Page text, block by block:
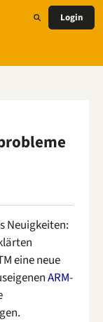
Login
Neuigkeiten:
eine neue
ARM-